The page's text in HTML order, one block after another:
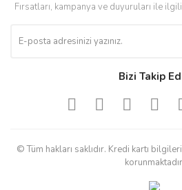
Fırsatları, kampanya ve duyuruları ile
Bizi Takip
© Tüm hakları saklıdır. Kredi kartı